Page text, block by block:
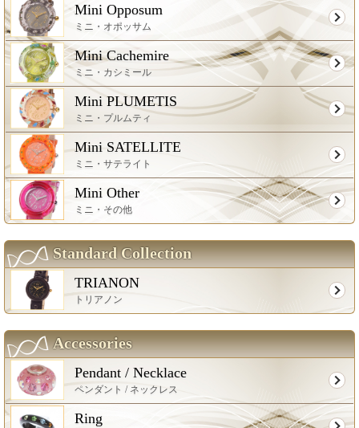
Mini Opposum
ミニ・オポッサム
Mini Cachemire
ミニ・カシミール
Mini PLUMETIS
ミニ・プルムティ
Mini SATELLITE
ミニ・サテライト
Mini Other
ミニ・その他
Standard Collection
TRIANON
トリアノン
Accessories
Pendant / Necklace
ペンダント / ネックレス
Ring